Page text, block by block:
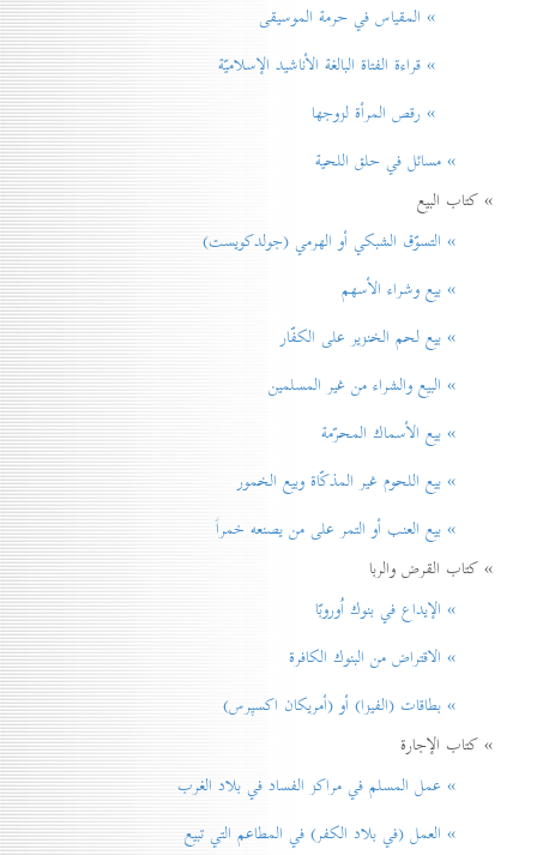
» المقياس في حرمة الموسيقی
» قراءة الفتاة البالغة الأناشيد الإسلاميّة
» رقص المرأة لزوجها
» مسائل في حلق اللحية
» كتاب البيع
» التسوّق الشبكي أو الهرمي (جولدكويست)
» بيع وشراء الأسهم
» بيع لحم الخنزير علی الكفّار
» البيع والشراء من غير المسلمين
» بيع الأسماك المحرّمة
» بيع اللحوم غير المذكّاة وبيع الخمور
» بيع العنب أو التمر على من يصنعه خمراً
» كتاب القرض والربا
» الإيداع في بنوك اُوروبّا
» الاقتراض من البنوك الكافرة
» بطاقات (الفيزا) أو (أمريكان اكسپرس)
» كتاب الإجارة
» عمل المسلم في مراكز الفساد في بلاد الغرب
» العمل (في بلاد الكفر) في المطاعم التي تبيع